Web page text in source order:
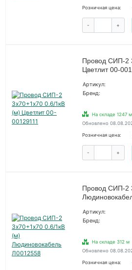
Розничная цена:
- +
Провод СИП-2
Цветлит 00-
Артикул:
Бренд:
На складе 1247 м
Обновлено
Розничная цена:
- +
Провод СИП-2
Артикул:
Бренд:
На складе 312 м
Обновлено
Розничная цена: